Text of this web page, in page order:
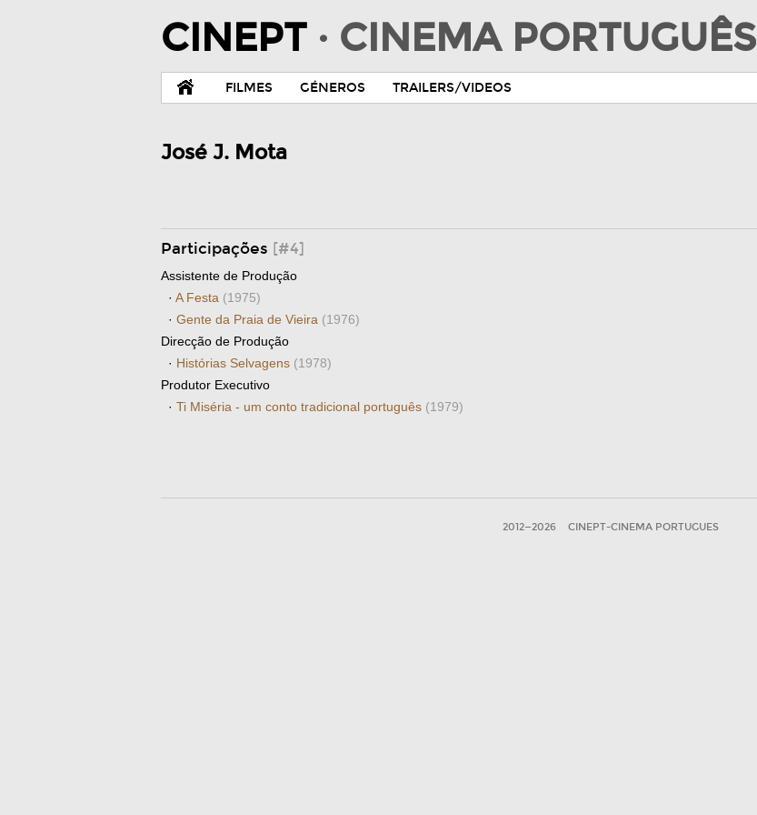
CINEPT · CINEMA PORTUGUÊS
FILMES GÉNEROS TRAILERS/VIDEOS
José J. Mota
Participações [#4]
Assistente de Produção
· A Festa (1975)
· Gente da Praia de Vieira (1976)
Direcção de Produção
· Histórias Selvagens (1978)
Produtor Executivo
· Ti Miséria - um conto tradicional português (1979)
2012—2026 CINEPT-CINEMA PORTUGUES